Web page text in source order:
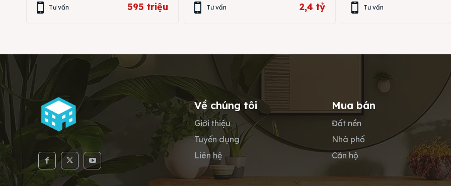
Tư vấn 595 triệu Tư vấn 2,4 tỷ Tư vấn
Về chúng tôi
Giới thiệu
Tuyển dụng
Liên hệ
Mua bán
Đất nền
Nhà phố
Căn hộ